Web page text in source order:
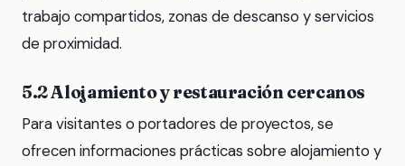
trabajo compartidos, zonas de descanso y servicios
de proximidad.
5.2 Alojamiento y restauración cercanos
Para visitantes o portadores de proyectos, se
ofrecen informaciones prácticas sobre alojamiento y